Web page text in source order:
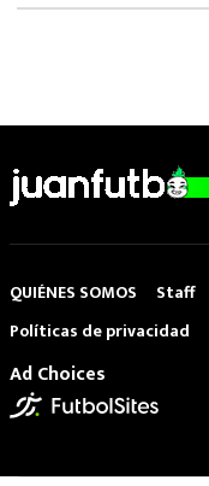
QUIÉNES SOMOS Staff
Políticas de privacidad
Ad Choices